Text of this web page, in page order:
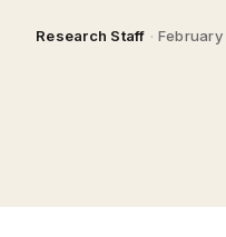
Research Staff · February